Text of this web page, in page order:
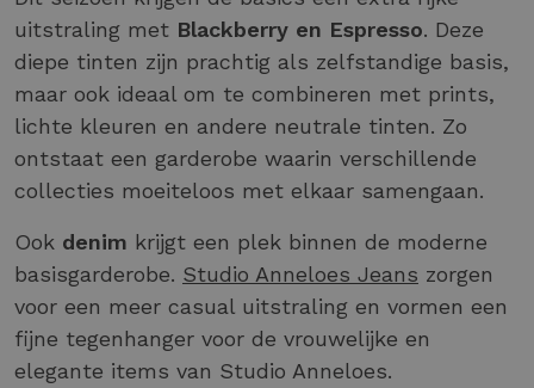
uitstraling met Blackberry en Espresso. Deze
diepe tinten zijn prachtig als zelfstandige basis,
maar ook ideaal om te combineren met prints,
lichte kleuren en andere neutrale tinten. Zo
ontstaat een garderobe waarin verschillende
collecties moeiteloos met elkaar samengaan.
Ook denim krijgt een plek binnen de moderne
basisgarderobe. Studio Anneloes Jeans zorgen
voor een meer casual uitstraling en vormen een
fijne tegenhanger voor de vrouwelijke en
elegante items van Studio Anneloes.